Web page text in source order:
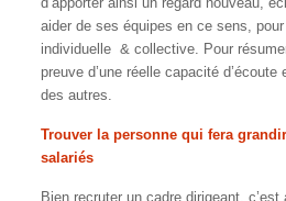
aider de ses équipes en ce sens,
individuelle & collective. Pour
preuve d’une réelle capacité d’écoute
des autres.
Trouver la personne qui fera
salariés
Bien recruter un cadre dirigeant, c’est